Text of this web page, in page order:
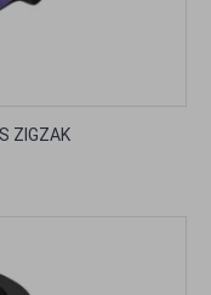
ZIGZAK